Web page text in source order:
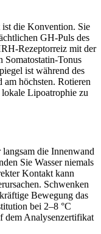
ist die Konvention. Sie
GH-Puls des
Rezeptorreiz mit der
Somatostatin-Tonus
ist während des
am höchsten. Rotieren
Lipoatrophie zu
langsam die Innenwand
Sie Wasser niemals
Kontakt kann
Schwenken
Bewegung das
bei 2–8 °C
dem Analysenzertifikat